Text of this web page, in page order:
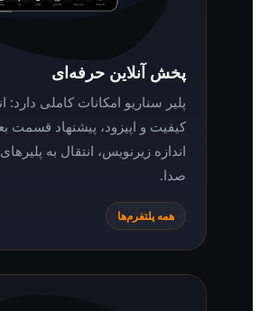
پخش آنلاین حرفه‌ای
پلیر سناریو امکانات کاملی دارد: انتخاب
کیفیت و اپیزود، پیشنهاد قسمت بعدی، تغییر
اندازه زیرنویس، انتقال به پلیرهای دیگر و تغییر
همه پلتفرم‌ها